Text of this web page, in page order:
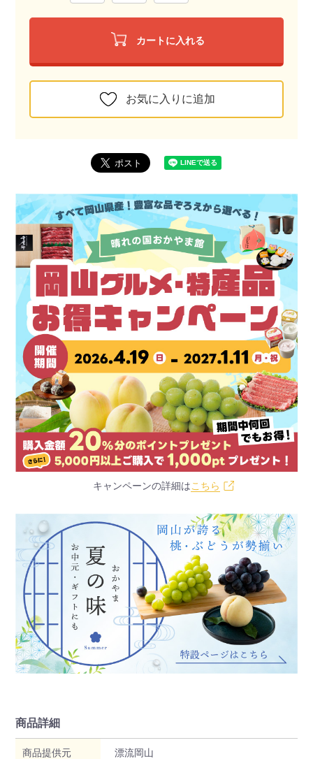
カートに入れる
お気に入りに追加
キャンペーンの詳細はこちら
商品詳細
商品提供元 漂流岡山